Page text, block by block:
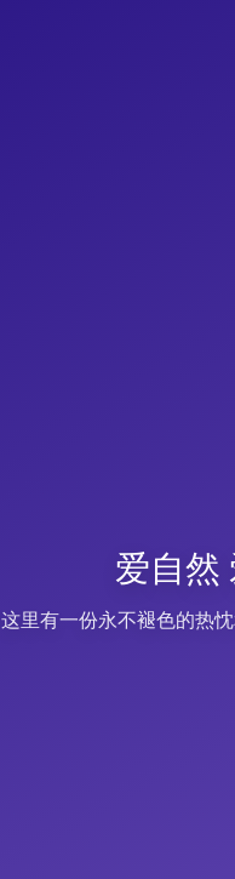
爱自然
这里有一份永不褪色的热